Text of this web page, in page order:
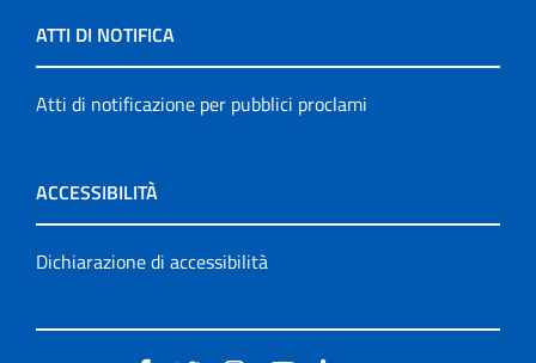
ATTI DI NOTIFICA
Atti di notificazione per pubblici proclami
ACCESSIBILITÀ
Dichiarazione di accessibilità